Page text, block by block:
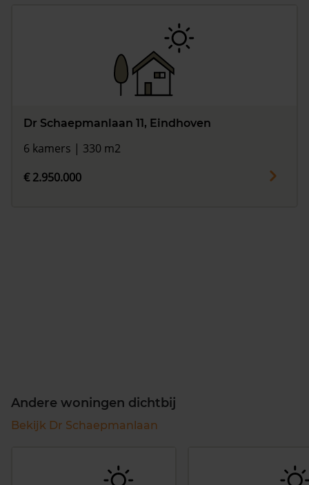
Dr Schaepmanlaan 11, Eindhoven
6 kamers | 330 m2
€ 2.950.000
Andere woningen dichtbij
Bekijk Dr Schaepmanlaan